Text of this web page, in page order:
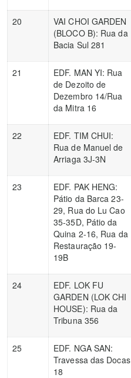
20
VAI CHOI GARDEN
(BLOCO B): Rua da
Bacia Sul 281
21
EDF. MAN YI: Rua
de Dezoito de
Dezembro 14/Rua
da Mitra 16
22
EDF. TIM CHUI:
Rua de Manuel de
Arriaga 3J-3N
23
EDF. PAK HENG:
Pátio da Barca 23-
29, Rua do Lu Cao
35-35D, Pátio da
Quina 2-16, Rua da
Restauração 19-
19B
24
EDF. LOK FU
GARDEN (LOK CHI
HOUSE): Rua da
Tribuna 356
25
EDF. NGA SAN:
Travessa das Docas
18